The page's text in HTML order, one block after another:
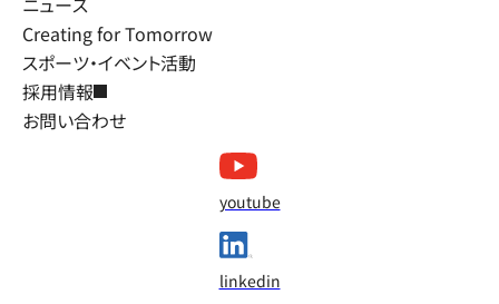
Creating for Tomorrow
スポーツ・イベント活動
採用情報
お問い合わせ
youtube
linkedin